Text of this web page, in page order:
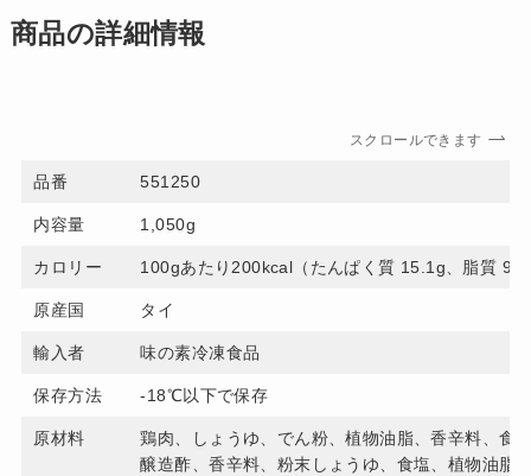
商品の詳細情報
スクロールできます
品番 551250
内容量 1,050g
カロリー 100gあたり200kcal（たんぱく質 15.1g、脂質
原産国 タイ
輸入者 味の素冷凍食品
保存方法 -18℃以下で保存
原材料
鶏肉、しょうゆ、でん粉、植物油脂、香辛料、食
醸造酢、香辛料、粉末しょうゆ、食塩、植物油脂